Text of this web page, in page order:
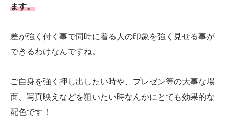
ます。
差が強く付く事で同時に着る人の印象を強く見せる事が
できるわけなんですね。
ご自身を強く押し出したい時や、プレゼン等の大事な場
面、写真映えなどを狙いたい時なんかにとても効果的な
配色です！